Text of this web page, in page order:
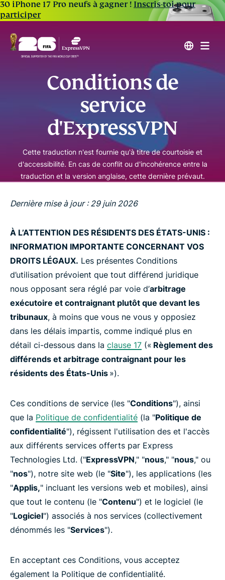
30 iPhone 17 Pro neufs à gagner ! Inscris-toi pour
participer
Conditions de
service
d'ExpressVPN
Cette traduction n'est fournie qu'à titre de courtoisie et
d'accessibilité. En cas de conflit ou d'incohérence entre la
traduction et la version anglaise, cette dernière prévaut.
Dernière mise à jour : 29 juin 2026
À L’ATTENTION DES RÉSIDENTS DES ÉTATS-UNIS :
INFORMATION IMPORTANTE CONCERNANT VOS
DROITS LÉGAUX. Les présentes Conditions
d’utilisation prévoient que tout différend juridique
nous opposant sera réglé par voie d’arbitrage
exécutoire et contraignant plutôt que devant les
tribunaux, à moins que vous ne vous y opposiez
dans les délais impartis, comme indiqué plus en
détail ci-dessous dans la clause 17 (« Règlement des
différends et arbitrage contraignant pour les
résidents des États-Unis »).
Ces conditions de service (les "Conditions"), ainsi
que la Politique de confidentialité (la "Politique de
confidentialité"), régissent l'utilisation des et l'accès
aux différents services offerts par Express
Technologies Ltd. ("ExpressVPN," "nous," "nous," ou
"nos"), notre site web (le "Site"), les applications (les
"Applis," incluant les versions web et mobiles), ainsi
que tout le contenu (le "Contenu") et le logiciel (le
"Logiciel") associés à nos services (collectivement
dénommés les "Services").
En acceptant ces Conditions, vous acceptez
également la Politique de confidentialité.